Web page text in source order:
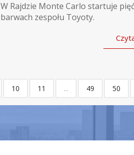
W Rajdzie Monte Carlo startuje
barwach zespołu Toyoty.
10 11 ... 49 50